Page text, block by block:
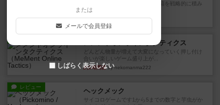
目的あなたの店先に農産物の木箱を戦略的に積み
重ねて在庫を最大化し、競合...
約1時間前by jurong
メメントオンラインタクティクス
どんどん物量が増えて大変になっていく押し付け
合いが楽しいゲーム盛り上が...
約1時間前by nekomanma222
レビュー ヘックメック
サイコロゲームです1から5までの数字と芋虫がか
または
メールで会員登録
しばらく表示しない